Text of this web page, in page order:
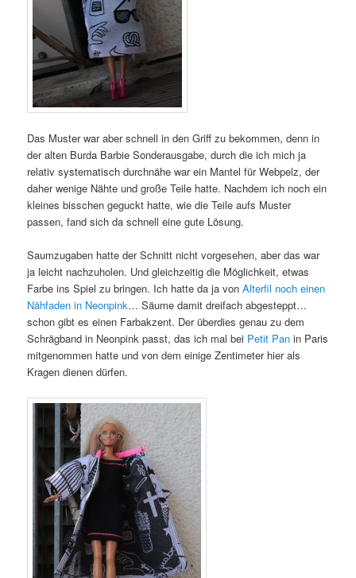
Das Muster war aber schnell in den Griff zu bekommen, denn in
der alten Burda Barbie Sonderausgabe, durch die ich mich ja
relativ systematisch durchnähe war ein Mantel für Webpelz, der
daher wenige Nähte und große Teile hatte. Nachdem ich noch ein
kleines bisschen geguckt hatte, wie die Teile aufs Muster
passen, fand sich da schnell eine gute Lösung.
Saumzugaben hatte der Schnitt nicht vorgesehen, aber das war
ja leicht nachzuholen. Und gleichzeitig die Möglichkeit, etwas
Farbe ins Spiel zu bringen. Ich hatte da ja vonAlterfil noch einen
Nähfaden in Neonpink… Säume damit dreifach abgesteppt…
schon gibt es einen Farbakzent. Der überdies genau zu dem
Schrägband in Neonpink passt, das ich mal bei Petit Pan in Paris
mitgenommen hatte und von dem einige Zentimeter hier als
Kragen dienen dürfen.